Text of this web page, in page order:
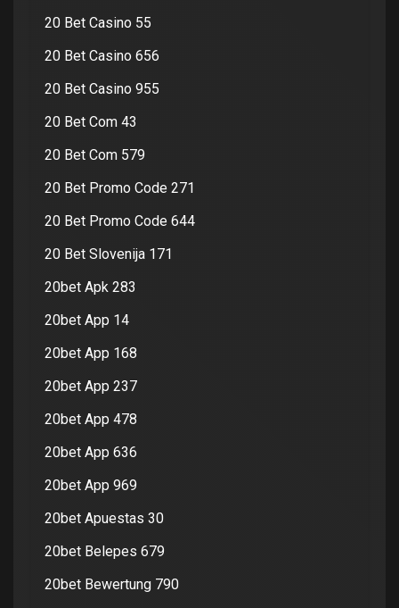
20 Bet Casino 55
20 Bet Casino 656
20 Bet Casino 955
20 Bet Com 43
20 Bet Com 579
20 Bet Promo Code 271
20 Bet Promo Code 644
20 Bet Slovenija 171
20bet Apk 283
20bet App 14
20bet App 168
20bet App 237
20bet App 478
20bet App 636
20bet App 969
20bet Apuestas 30
20bet Belepes 679
20bet Bewertung 790